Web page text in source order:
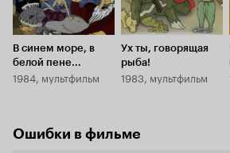
верх, что, в конце концов, и происходит.
Мультфильм как поучительный, так и
весёлый. Он понравится и детям, и
почти каждого заставит улыбнуться. Да
шутки запоминаются. Разве непонятно,
на своих двух быстрее, чем на коне?!
В синем море, в
белой пене...
1984, мультфильм
Ух ты, говорящая
рыба!
1983, мультфильм
Ошибки в фильме